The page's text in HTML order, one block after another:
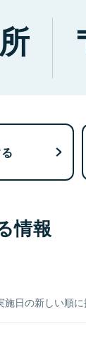
情報
日の新しい順に